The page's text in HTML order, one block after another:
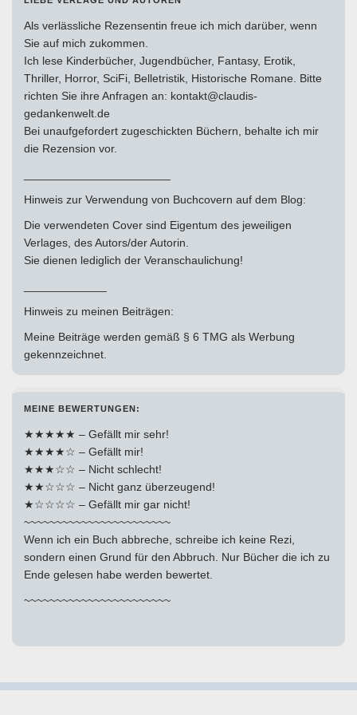
Als verlässliche Rezensentin freue ich mich darüber, wenn
Sie auf mich zukommen.
Ich lese Kinderbücher, Jugendbücher, Fantasy, Erotik,
Thriller, Horror, SciFi, Belletristik, Historische Romane. Bitte
richten Sie ihre Anfragen an: kontakt@claudis-
gedankenwelt.de
Bei unaufgefordert zugeschickten Büchern, behalte ich mir
die Rezension vor.
Hinweis zur Verwendung von Buchcovern auf dem Blog:
Die verwendeten Cover sind Eigentum des jeweiligen
Verlages, des Autors/der Autorin.
Sie dienen lediglich der Veranschaulichung!
Hinweis zu meinen Beiträgen:
Meine Beiträge werden gemäß § 6 TMG als Werbung
gekennzeichnet.
MEINE BEWERTUNGEN:
★★★★★ – Gefällt mir sehr!
★★★★☆ – Gefällt mir!
★★★☆☆ – Nicht schlecht!
★★☆☆☆ – Nicht ganz überzeugend!
★☆☆☆☆ – Gefällt mir gar nicht!
~~~~~~~~~~~~~~~~~~~~~~~
Wenn ich ein Buch abbreche, schreibe ich keine Rezi,
sondern einen Grund für den Abbruch. Nur Bücher die ich zu
Ende gelesen habe werden bewertet.
~~~~~~~~~~~~~~~~~~~~~~~